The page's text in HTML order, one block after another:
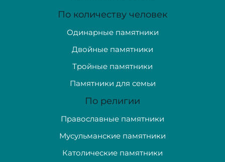
По количеству человек
Одинарные памятники
Двойные памятники
Тройные памятники
Памятники для семьи
По религии
Православные памятники
Мусульманские памятники
Католические памятники